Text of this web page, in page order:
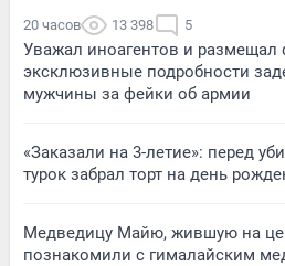
20 часов 13 398 5
Уважал иноагентов и размещал
эксклюзивные подробности
мужчины за фейки об армии
«Заказали на 3-летие»: перед
турок забрал торт на день
Медведицу Майю, жившую на
познакомили с гималайским